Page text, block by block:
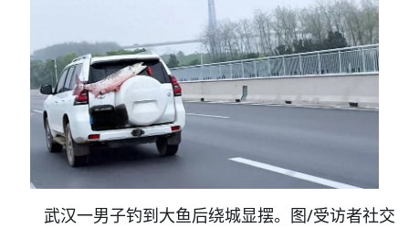
武汉一男子钓到大鱼后绕城显摆。图/受访者社交